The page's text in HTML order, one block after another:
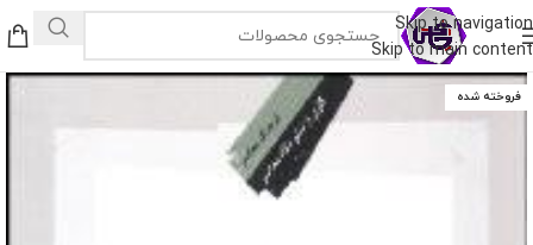
Skip to navigation
Skip to main content
فروخته شده